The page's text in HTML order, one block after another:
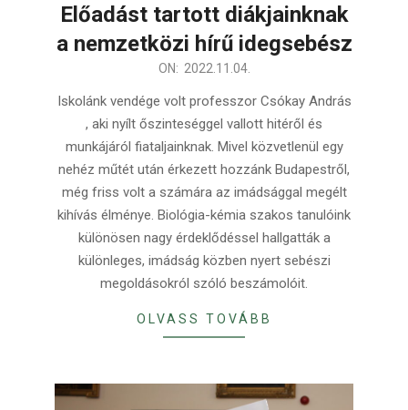
Előadást tartott diákjainknak
a nemzetközi hírű idegsebész
ON: 2022.11.04.
Iskolánk vendége volt professzor Csókay András
, aki nyílt őszinteséggel vallott hitéről és
munkájáról fiataljainknak. Mivel közvetlenül egy
nehéz műtét után érkezett hozzánk Budapestről,
még friss volt a számára az imádsággal megélt
kihívás élménye. Biológia-kémia szakos tanulóink
különösen nagy érdeklődéssel hallgatták a
különleges, imádság közben nyert sebészi
megoldásokról szóló beszámolóit.
OLVASS TOVÁBB